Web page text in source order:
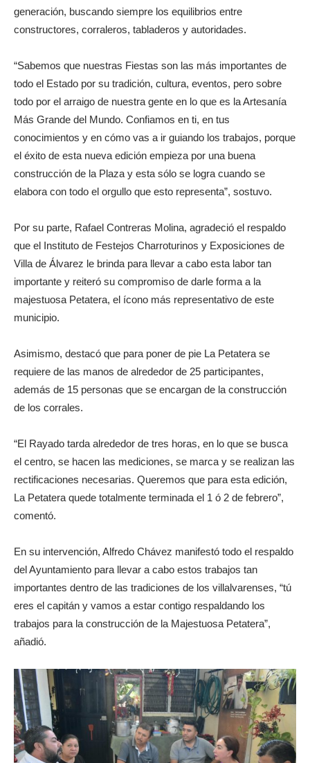
generación, buscando siempre los equilibrios entre
constructores, corraleros, tabladeros y autoridades.
“Sabemos que nuestras Fiestas son las más importantes de
todo el Estado por su tradición, cultura, eventos, pero sobre
todo por el arraigo de nuestra gente en lo que es la Artesanía
Más Grande del Mundo. Confiamos en ti, en tus
conocimientos y en cómo vas a ir guiando los trabajos, porque
el éxito de esta nueva edición empieza por una buena
construcción de la Plaza y esta sólo se logra cuando se
elabora con todo el orgullo que esto representa”, sostuvo.
Por su parte, Rafael Contreras Molina, agradeció el respaldo
que el Instituto de Festejos Charroturinos y Exposiciones de
Villa de Álvarez le brinda para llevar a cabo esta labor tan
importante y reiteró su compromiso de darle forma a la
majestuosa Petatera, el ícono más representativo de este
municipio.
Asimismo, destacó que para poner de pie La Petatera se
requiere de las manos de alrededor de 25 participantes,
además de 15 personas que se encargan de la construcción
de los corrales.
“El Rayado tarda alrededor de tres horas, en lo que se busca
el centro, se hacen las mediciones, se marca y se realizan las
rectificaciones necesarias. Queremos que para esta edición,
La Petatera quede totalmente terminada el 1 ó 2 de febrero”,
comentó.
En su intervención, Alfredo Chávez manifestó todo el respaldo
del Ayuntamiento para llevar a cabo estos trabajos tan
importantes dentro de las tradiciones de los villalvarenses, “tú
eres el capitán y vamos a estar contigo respaldando los
trabajos para la construcción de la Majestuosa Petatera”,
añadió.